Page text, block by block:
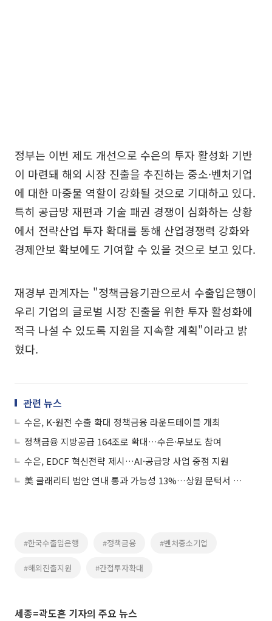
정부는 이번 제도 개선으로 수은의 투자 활성화 기반
이 마련돼 해외 시장 진출을 추진하는 중소·벤처기업
에 대한 마중물 역할이 강화될 것으로 기대하고 있다.
특히 공급망 재편과 기술 패권 경쟁이 심화하는 상황
에서 전략산업 투자 확대를 통해 산업경쟁력 강화와
경제안보 확보에도 기여할 수 있을 것으로 보고 있다.
재경부 관계자는 "정책금융기관으로서 수출입은행이
우리 기업의 글로벌 시장 진출을 위한 투자 활성화에
적극 나설 수 있도록 지원을 지속할 계획"이라고 밝
혔다.
관련 뉴스
수은, K-원전 수출 확대 정책금융 라운드테이블 개최
정책금융 지방공급 164조로 확대…수은·무보도 참여
수은, EDCF 혁신전략 제시…AI·공급망 사업 중점 지원
美 클래리티 법안 연내 통과 가능성 13%…상원 문턱서 제동
#한국수출입은행 #정책금융 #벤처중소기업
#해외진출지원 #간접투자확대
세종=곽도흔 기자의 주요 뉴스